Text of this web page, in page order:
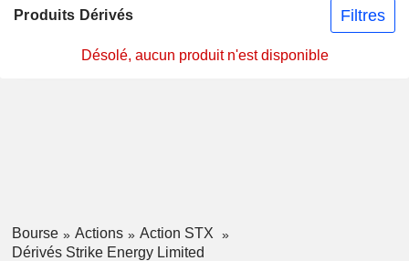
Produits Dérivés Filtres
Désolé, aucun produit n'est disponible
Bourse Actions
Action STX
Dérivés Strike Energy Limited